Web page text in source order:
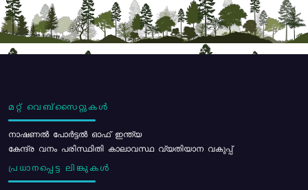
മറ്റ് വെബ്സൈറ്റുകൾ
നാഷണൽ പോർട്ടൽ ഓഫ് ഇന്ത്യ
കേന്ദ്ര വനം പരിസ്ഥിതി കാലാവസ്ഥ വ്യതിയാന വകുപ്പ്
പ്രധാനപ്പെട്ട ലിങ്കുകൾ